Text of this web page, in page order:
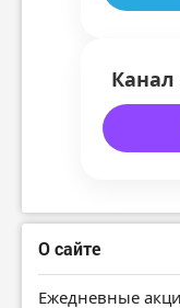
Канал
О сайте
Ежедневные